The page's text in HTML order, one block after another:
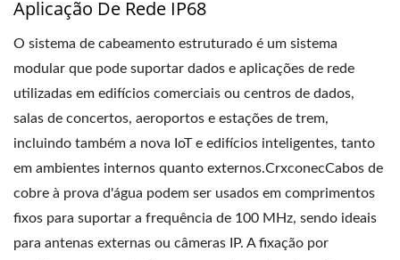
Aplicação De Rede IP68
O sistema de cabeamento estruturado é um sistema
modular que pode suportar dados e aplicações de rede
utilizadas em edifícios comerciais ou centros de dados,
salas de concertos, aeroportos e estações de trem,
incluindo também a nova IoT e edifícios inteligentes, tanto
em ambientes internos quanto externos.CrxconecCabos de
cobre à prova d'água podem ser usados ​​em comprimentos
fixos para suportar a frequência de 100 MHz, sendo ideais
para antenas externas ou câmeras IP. A fixação por